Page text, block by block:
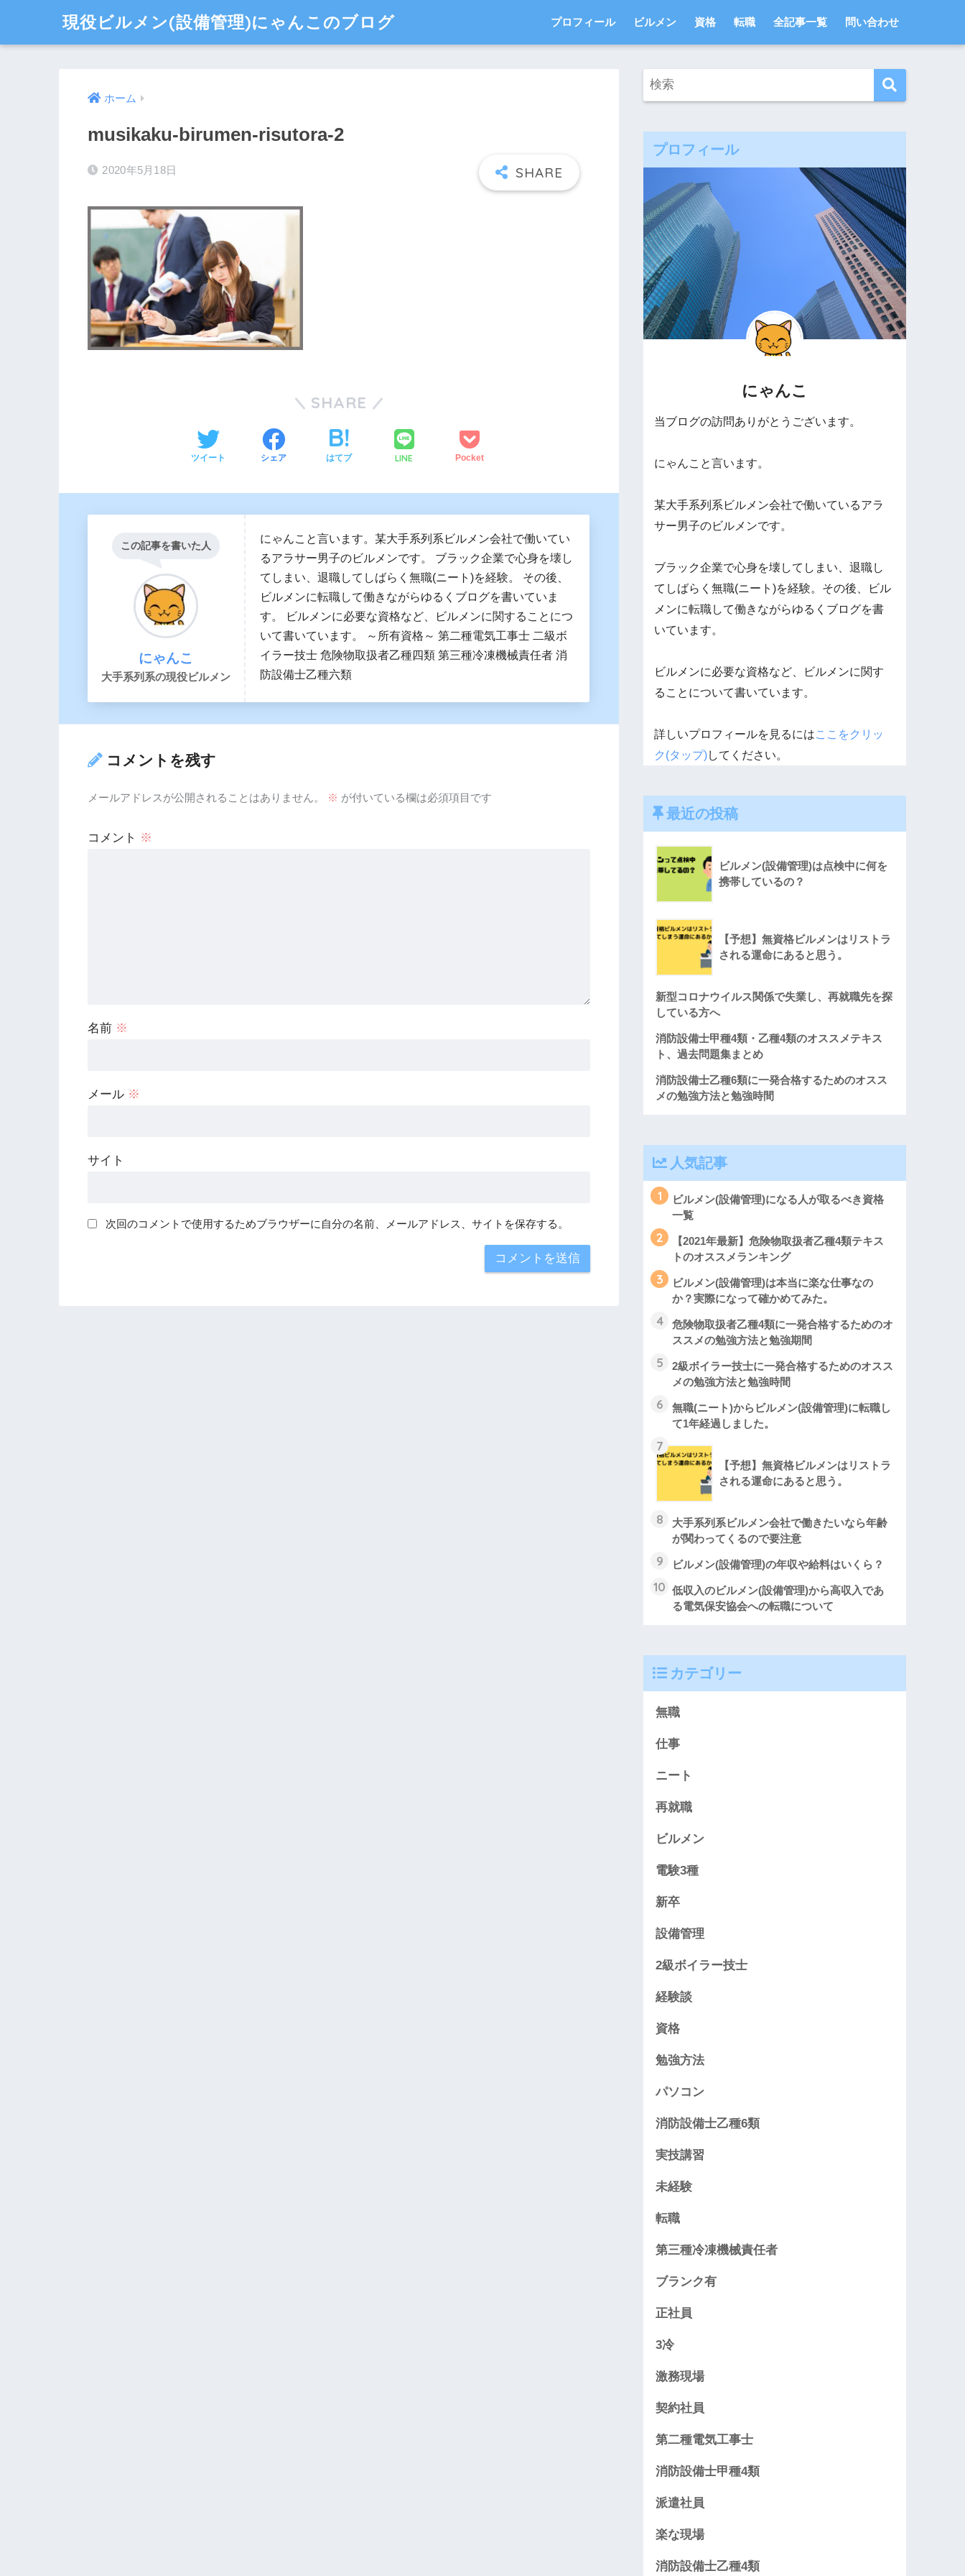
現役ビルメン(設備管理)にゃんこのブログ プロフィール ビルメン 資格 転職 全記事一覧 問い合わせ
ホーム
musikaku-birumen-risutora-2
2020年5月18日
SHARE
ツイート シェア はてブ LINE Pocket
この記事を書いた人
にゃんこ
大手系列系の現役ビルメン
にゃんこと言います。某大手系列系ビルメン会社で働いてい
るアラサー男子のビルメンです。 ブラック企業で心身を壊し
てしまい、退職してしばらく無職(ニート)を経験。 その後、
ビルメンに転職して働きながらゆるくブログを書いていま
す。 ビルメンに必要な資格など、ビルメンに関することにつ
いて書いています。 ～所有資格～ 第二種電気工事士 二級ボ
イラー技士 危険物取扱者乙種四類 第三種冷凍機械責任者 消
防設備士乙種六類
コメントを残す
メールアドレスが公開されることはありません。 ※ が付いている欄は必須項目です
コメント ※
名前 ※
メール ※
サイト
次回のコメントで使用するためブラウザーに自分の名前、メールアドレス、サイトを保存する。
プロフィール
にゃんこ
当ブログの訪問ありがとうございます。
にゃんこと言います。
某大手系列系ビルメン会社で働いているアラ
サー男子のビルメンです。
ブラック企業で心身を壊してしまい、退職し
てしばらく無職(ニート)を経験。その後、ビル
メンに転職して働きながらゆるくブログを書
いています。
ビルメンに必要な資格など、ビルメンに関す
ることについて書いています。
詳しいプロフィールを見るにはここをクリッ
ク(タップ)してください。
最近の投稿
ビルメン(設備管理)は点検中に何を
携帯しているの？
【予想】無資格ビルメンはリストラ
される運命にあると思う。
新型コロナウイルス関係で失業し、再就職先を探
している方へ
消防設備士甲種4類・乙種4類のオススメテキス
ト、過去問題集まとめ
消防設備士乙種6類に一発合格するためのオスス
メの勉強方法と勉強時間
人気記事
1
ビルメン(設備管理)になる人が取るべき資格
一覧
2
【2021年最新】危険物取扱者乙種4類テキス
トのオススメランキング
3
ビルメン(設備管理)は本当に楽な仕事なの
か？実際になって確かめてみた。
4
危険物取扱者乙種4類に一発合格するためのオ
ススメの勉強方法と勉強期間
5
2級ボイラー技士に一発合格するためのオスス
メの勉強方法と勉強時間
6
無職(ニート)からビルメン(設備管理)に転職し
て1年経過しました。
7
【予想】無資格ビルメンはリストラ
される運命にあると思う。
8
大手系列系ビルメン会社で働きたいなら年齢
が関わってくるので要注意
9 ビルメン(設備管理)の年収や給料はいくら？
10 低収入のビルメン(設備管理)から高収入であ
る電気保安協会への転職について
カテゴリー
無職
仕事
ニート
再就職
ビルメン
電験3種
新卒
設備管理
2級ボイラー技士
経験談
資格
勉強方法
パソコン
消防設備士乙種6類
実技講習
未経験
転職
第三種冷凍機械責任者
ブランク有
正社員
3冷
激務現場
契約社員
第二種電気工事士
消防設備士甲種4類
派遣社員
楽な現場
消防設備士乙種4類